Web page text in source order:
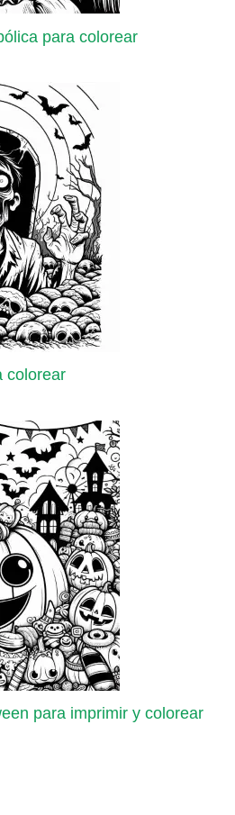
para colorear
colorear
para imprimir y colorear